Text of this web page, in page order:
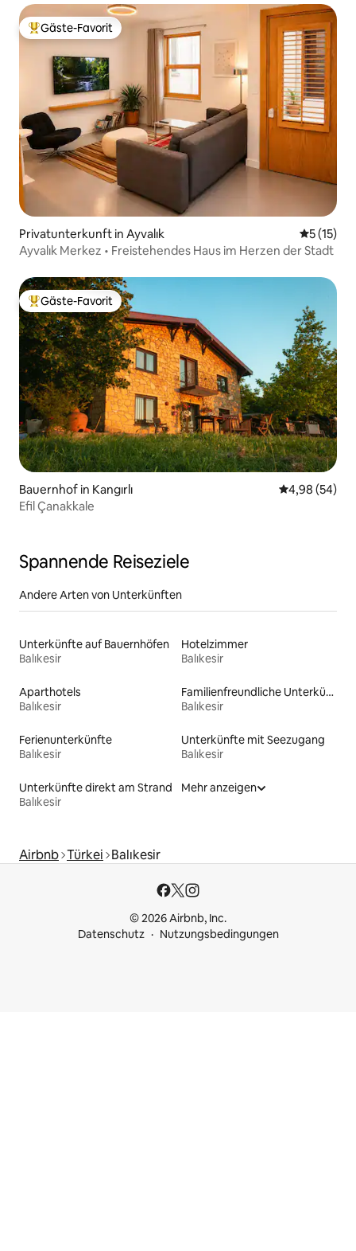
Beliebter Gäste-Favorit.
Gäste-Favorit
Privatunterkunft in Ayvalık
5 (15)
Ayvalık Merkez • Freistehendes Haus im Herzen der Stadt
Beliebter Gäste-Favorit.
Gäste-Favorit
Bauernhof in Kangırlı
4,98 (54)
Efil Çanakkale
Spannende Reiseziele
Andere Arten von Unterkünften
Unterkünfte auf Bauernhöfen
Balıkesir
Hotelzimmer
Balıkesir
Aparthotels
Balıkesir
Familienfreundliche Unterkünfte
Balıkesir
Ferienunterkünfte
Balıkesir
Unterkünfte mit Seezugang
Balıkesir
Unterkünfte direkt am Strand
Balıkesir
Mehr anzeigen
Airbnb Türkei Balıkesir
© 2026 Airbnb, Inc.
Datenschutz
Nutzungsbedingungen